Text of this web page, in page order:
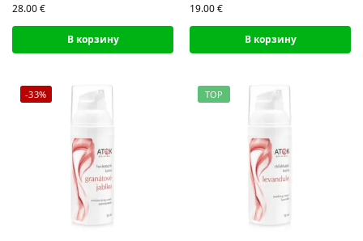
28.00€
В корзину
19.00€
В корзину
-33% TOP